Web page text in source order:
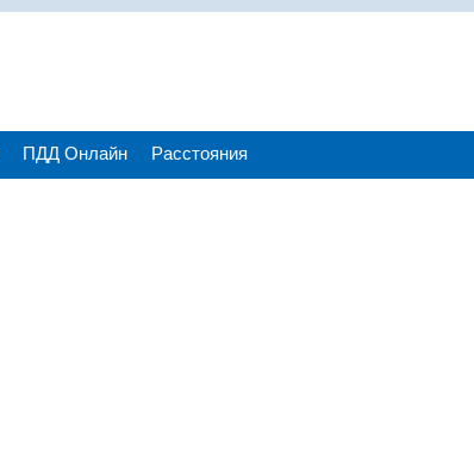
ПДД Онлайн Расстояния